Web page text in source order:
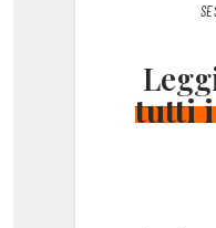
SE
tutti